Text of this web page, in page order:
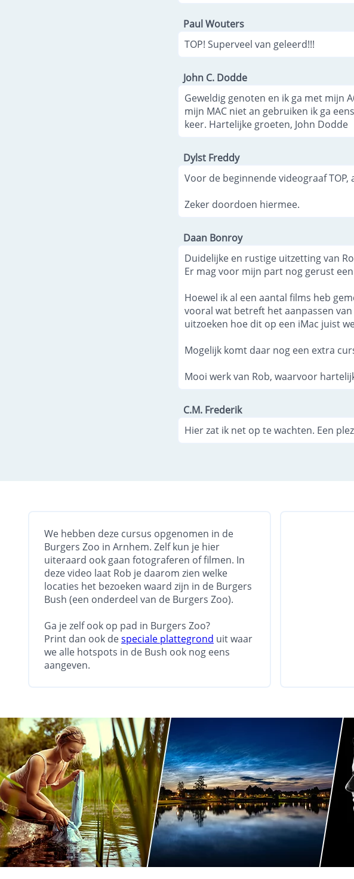
Paul Wouters
TOP! Superveel van geleerd!!!
John C. Dodde
Geweldig genoten en ik ga met mijn
mijn MAC niet an gebruiken ik ga
keer. Hartelijke groeten, John Dodde
Dylst Freddy
Voor de beginnende videograaf
Zeker doordoen hiermee.
Daan Bonroy
Duidelijke en rustige uitzetting van
Er mag voor mijn part nog gerust
Hoewel ik al een aantal films heb
vooral wat betreft het aanpassen
uitzoeken hoe dit op een iMac juist
Mogelijk komt daar nog een extra
Mooi werk van Rob, waarvoor
C.M. Frederik
Hier zat ik net op te wachten. Een
We hebben deze cursus opgenomen in de
Burgers Zoo in Arnhem. Zelf kun je hier
uiteraard ook gaan fotograferen of filmen. In
deze video laat Rob je daarom zien welke
locaties het bezoeken waard zijn in de Burgers
Bush (een onderdeel van de Burgers Zoo).
Ga je zelf ook op pad in Burgers Zoo?
Print dan ook despeciale plattegrond uit waar
we alle hotspots in de Bush ook nog eens
aangeven.